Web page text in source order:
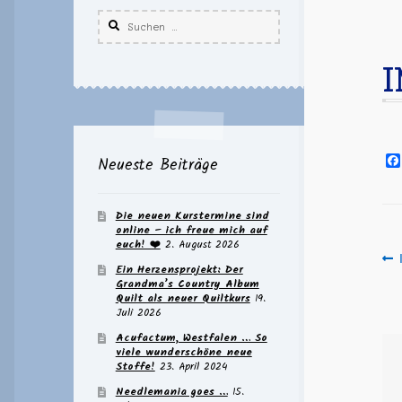
Suchen
nach:
Neueste Beiträge
Die neuen Kurstermine sind
online – ich freue mich auf
euch! ❤️ 2. August 2026
Ein Herzensprojekt: Der
Grandma’s Country Album
Quilt als neuer Quiltkurs 19.
Juli 2026
Acufactum, Westfalen … So
viele wunderschöne neue
Stoffe! 23. April 2024
Needlemania goes … 15.